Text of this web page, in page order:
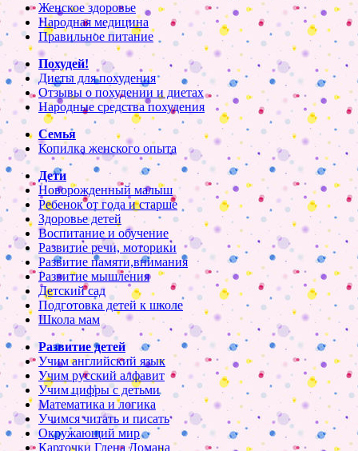
Женское здоровье
Народная медицина
Правильное питание
Похудей!
Диеты для похудения
Отзывы о похудении и диетах
Народные средства похудения
Семья
Копилка женского опыта
Дети
Новорожденный малыш
Ребенок от года и старше
Здоровье детей
Воспитание и обучение
Развитие речи, моторики
Развитие памяти,внимания
Развитие мышления
Детский сад
Подготовка детей к школе
Школа мам
Развитие детей
Учим английский язык
Учим русский алфавит
Учим цифры с детьми
Математика и логика
Учимся читать и писать
Окружающий мир
Карточки Глена Домана